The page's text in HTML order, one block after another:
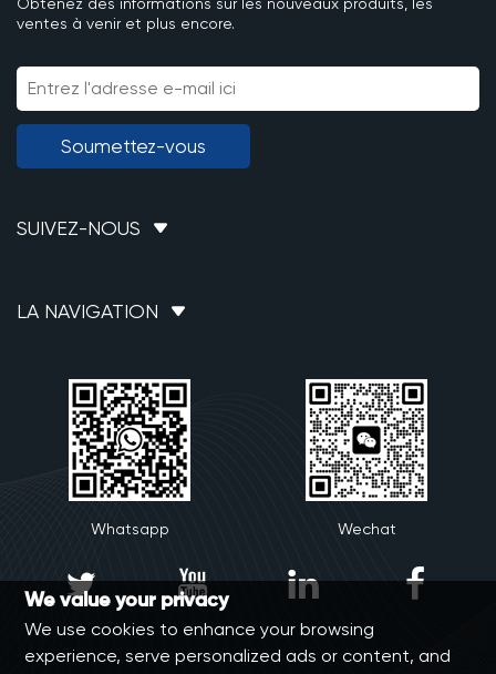
ventes à venir et plus encore.
Soumettez-vous
SUIVEZ-NOUS
LA NAVIGATION
Whatsapp Wechat
   
We value your privacy
We use cookies to enhance your browsing
experience, serve personalized ads or content, and